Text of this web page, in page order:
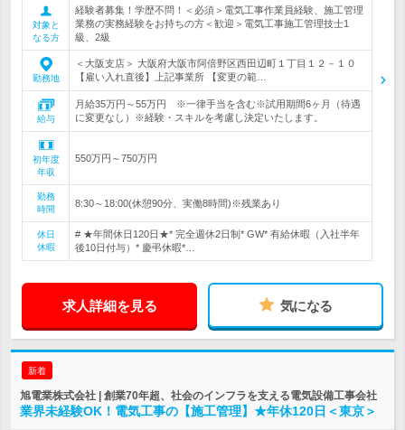
対象と
なる方
経験者募集！学歴不問！＜必須＞電気工事作業員経験、施工管理
業務の実務経験をお持ちの方＜歓迎＞電気工事施工管理技士1
級、2級
勤務地
＜大阪支店＞ 大阪府大阪市阿倍野区西田辺町１丁目１２－１０
【雇い入れ直後】上記事業所 【変更の範…
給与
月給35万円～55万円 ※一律手当を含む※試用期間6ヶ月（待遇
に変更なし）※経験・スキルを考慮し決定いたします。
初年度
年収
550万円～750万円
勤務
時間
8:30～18:00(休憩90分、実働8時間)※残業あり
休日
休暇
# ★年間休日120日★* 完全週休2日制* GW* 有給休暇（入社半年
後10日付与）* 慶弔休暇*…
求人詳細を見る 気になる
新着
旭電業株式会社 | 創業70年超、社会のインフラを支える電気設備工事会社
業界未経験OK！電気工事の【施工管理】★年休120日＜東京＞